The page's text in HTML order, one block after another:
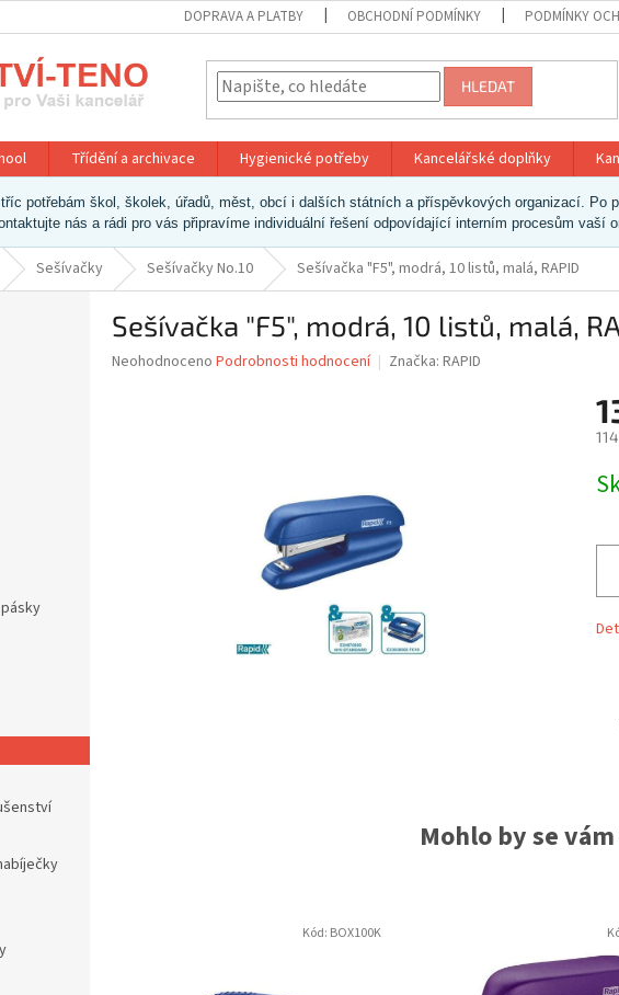
DOPRAVA A PLATBY OBCHODNÍ PODMÍNKY PODMÍNKY
HLEDAT
Třídění a archivace Hygienické potřeby Kancelářské doplňky
potřebám škol, školek, úřadů, měst, obcí i dalších státních a příspěvkových organizací. Po
nás a rádi pro vás připravíme individuální řešení odpovídající interním procesům vaší
Sešívačky Sešívačky No.10 Sešívačka "F5", modrá, 10 listů, malá, RAPID
Sešívačka "F5", modrá, 10 listů, malá,
Průměrné
Neohodnoceno Podrobnosti hodnocení Značka: RAPID
Mohlo by se
Kód: BOX100K